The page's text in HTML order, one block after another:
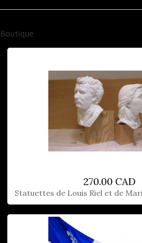
Boutique
270.00 CAD
Statuettes de Louis Riel et de